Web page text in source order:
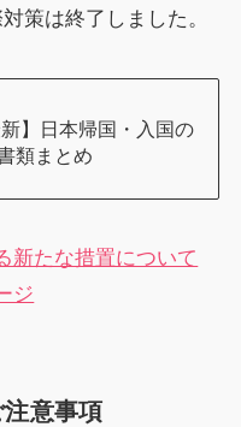
策は終了しました。
新】日本帰国・入国の
類まとめ
新たな措置について
ジ
意事項